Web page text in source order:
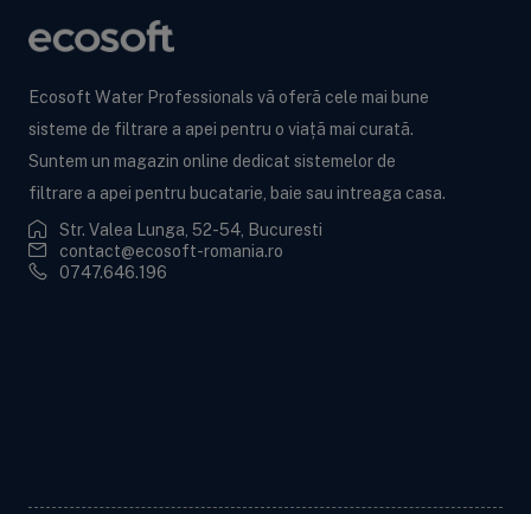
Ecosoft Water Professionals vă oferă cele mai bune
sisteme de filtrare a apei pentru o viață mai curată.
Suntem un magazin online dedicat sistemelor de
filtrare a apei pentru bucatarie, baie sau intreaga casa.
Str. Valea Lunga, 52-54, Bucuresti
contact@ecosoft-romania.ro
0747.646.196